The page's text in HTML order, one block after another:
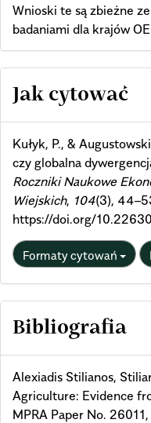
Wnioski te są zbieżne
badaniami dla krajów
Article
Details
Jak cytować
Kułyk, P., &
czy globalna
Roczniki Naukowe
Wiejskich, 104(3),
https://doi.org/
Formaty cytowań
Bibliografia
Alexiadis Stilianos,
Agriculture: Evidence
MPRA Paper No.